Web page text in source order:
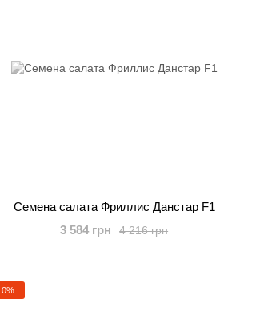
Семена салата Фриллис Данстар F1
4 216 грн
3 584 грн